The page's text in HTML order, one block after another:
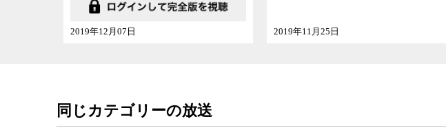
もすれば一般国民は刑務所や受刑者に対して差別的な意識を持ってはいない
れが必ずしも自分たち一人ひとりにとっても、また社会全体にとっても良い
氏は言う。
2019年12月07日 2019年11月25日
同じカテゴリーの放送